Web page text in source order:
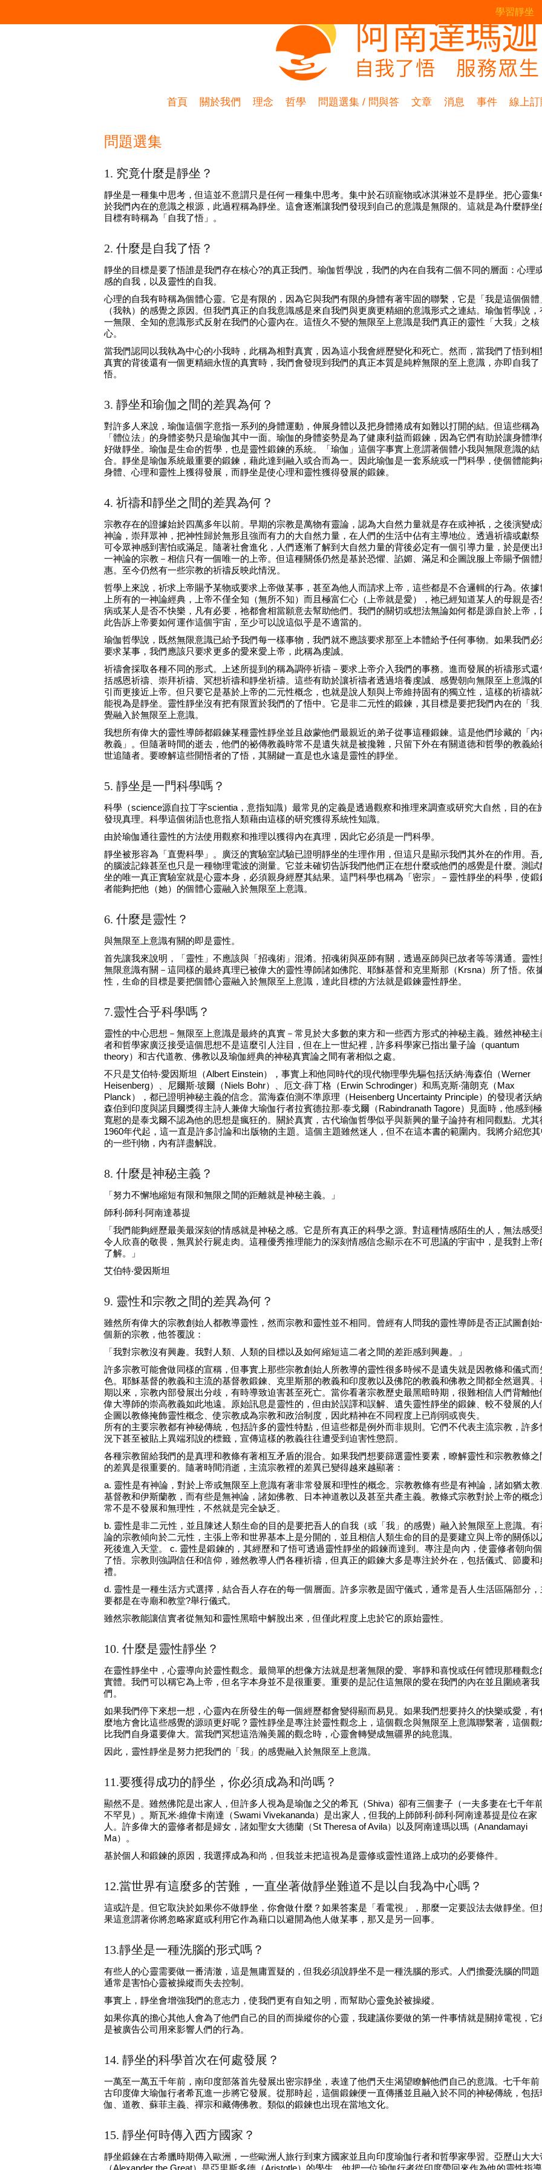
學習靜坐
首頁 關於我們 理念 哲學 問題選集 / 問與答 文章 消息 事件 線上訂
問題選集
1. 究竟什麼是靜坐？
靜坐是一種集中思考，但這並不意謂只是任何一種集中思考。集中於石頭寵物或冰淇淋並不是靜坐。把心靈集
於我們內在的意識之根源，此過程稱為靜坐。這會逐漸讓我們發現到自己的意識是無限的。這就是為什麼靜坐
目標有時稱為「自我了悟」。
2. 什麼是自我了悟？
靜坐的目標是要了悟誰是我們存在核心?的真正我們。瑜伽哲學說，我們的內在自我有二個不同的層面：心理
感的自我，以及靈性的自我。
心理的自我有時稱為個體心靈。它是有限的，因為它與我們有限的身體有著牢固的聯繫，它是「我是這個個體
（我執）的感覺之原因。但我們真正的自我意識感是來自我們與更廣更精細的意識形式之連結。瑜伽哲學說，
一無限、全知的意識形式反射在我們的心靈內在。這恆久不變的無限至上意識是我們真正的靈性「大我」之核
心。
當我們認同以我執為中心的小我時，此稱為相對真實，因為這小我會經歷變化和死亡。然而，當我們了悟到相
真實的背後還有一個更精細永恆的真實時，我們會發現到我們的真正本質是純粹無限的至上意識，亦即自我了
悟。
3. 靜坐和瑜伽之間的差異為何？
對許多人來說，瑜伽這個字意指一系列的身體運動，伸展身體以及把身體捲成有如難以打開的結。但這些稱為
「體位法」的身體姿勢只是瑜伽其中一面。瑜伽的身體姿勢是為了健康利益而鍛鍊，因為它們有助於讓身體準
好做靜坐。瑜伽是生命的哲學，也是靈性鍛鍊的系統。「瑜伽」這個字事實上意謂著個體小我與無限意識的結
合。靜坐是瑜伽系統最重要的鍛鍊，藉此達到融入或合而為一。因此瑜伽是一套系統或一門科學，使個體能夠
身體、心理和靈性上獲得發展，而靜坐是使心理和靈性獲得發展的鍛鍊。
4. 祈禱和靜坐之間的差異為何？
宗教存在的證據始於四萬多年以前。早期的宗教是萬物有靈論，認為大自然力量就是存在或神祇，之後演變成
神論，崇拜眾神，把神性歸於無形且強而有力的大自然力量，在人們的生活中佔有主導地位。透過祈禱或獻祭
可令眾神感到害怕或滿足。隨著社會進化，人們逐漸了解到大自然力量的背後必定有一個引導力量，於是便出
一神論的宗教－相信只有一個唯一的上帝。但這種關係仍然是基於恐懼、諂媚、滿足和企圖說服上帝賜予個體
惠。至今仍然有一些宗教的祈禱反映此情況。
哲學上來說，祈求上帝賜予某物或要求上帝做某事，甚至為他人而請求上帝，這些都是不合邏輯的行為。依據
上所有的一神論經典，上帝不僅全知（無所不知）而且極富仁心（上帝就是愛），祂已經知道某人的母親是否
病或某人是否不快樂，凡有必要，祂都會相當願意去幫助他們。我們的關切或想法無論如何都是源自於上帝，
此告訴上帝要如何運作這個宇宙，至少可以說這似乎是不適當的。
瑜伽哲學說，既然無限意識已給予我們每一樣事物，我們就不應該要求那至上本體給予任何事物。如果我們必
要求某事，我們應該只要求更多的愛來愛上帝，此稱為虔誠。
祈禱會採取各種不同的形式。上述所提到的稱為調停祈禱－要求上帝介入我們的事務。進而發展的祈禱形式還
括感恩祈禱、崇拜祈禱、冥想祈禱和靜坐祈禱。這些有助於讓祈禱者透過培養虔誠、感覺朝向無限至上意識的
引而更接近上帝。但只要它是基於上帝的二元性概念，也就是說人類與上帝維持固有的獨立性，這樣的祈禱就
能視為是靜坐。靈性靜坐沒有把有限置於我們的了悟中。它是非二元性的鍛鍊，其目標是要把我們內在的「我
覺融入於無限至上意識。
我想所有偉大的靈性導師都鍛鍊某種靈性靜坐並且啟蒙他們最親近的弟子從事這種鍛鍊。這是他們珍藏的「內
教義」。但隨著時間的逝去，他們的祕傳教義時常不是遺失就是被攙雜，只留下外在有關道德和哲學的教義給
世追隨者。要瞭解這些開悟者的了悟，其關鍵一直是也永遠是靈性的靜坐。
5. 靜坐是一門科學嗎？
科學（science源自拉丁字scientia，意指知識）最常見的定義是透過觀察和推理來調查或研究大自然，目的在
發現真理。科學這個術語也意指人類藉由這樣的研究獲得系統性知識。
由於瑜伽通往靈性的方法使用觀察和推理以獲得內在真理，因此它必須是一門科學。
靜坐被形容為「直覺科學」。廣泛的實驗室試驗已證明靜坐的生理作用，但這只是顯示我們其外在的作用。吾
的腦波記錄甚至也只是一種物理電波的測量。它並未確切告訴我們他們正在想什麼或他們的感覺是什麼。測試
坐的唯一真正實驗室就是心靈本身，必須親身經歷其結果。這門科學也稱為「密宗」－靈性靜坐的科學，使鍛
者能夠把他（她）的個體心靈融入於無限至上意識。
6. 什麼是靈性？
與無限至上意識有關的即是靈性。
首先讓我來說明，「靈性」不應該與「招魂術」混淆。招魂術與巫師有關，透過巫師與已故者等等溝通。靈性
無限意識有關－這同樣的最終真理已被偉大的靈性導師諸如佛陀、耶穌基督和克里斯那（Krsna）所了悟。依
性，生命的目標是要把個體心靈融入於無限至上意識，達此目標的方法就是鍛鍊靈性靜坐。
7.靈性合乎科學嗎？
靈性的中心思想－無限至上意識是最終的真實－常見於大多數的東方和一些西方形式的神秘主義。雖然神秘主
者和哲學家廣泛接受這個思想不是這麼引人注目，但在上一世紀裡，許多科學家已指出量子論（quantum
theory）和古代道教、佛教以及瑜伽經典的神秘真實論之間有著相似之處。
不只是艾伯特‧愛因斯坦（Albert Einstein），事實上和他同時代的現代物理學先驅包括沃納‧海森伯（Werner
Heisenberg）、尼爾斯‧玻爾（Niels Bohr）、厄文‧薛丁格（Erwin Schrodinger）和馬克斯‧蒲朗克（Max
Planck），都已證明神秘主義的信念。當海森伯測不準原理（Heisenberg Uncertainty Principle）的發現者沃納
森伯到印度與諾貝爾獎得主詩人兼偉大瑜伽行者拉賓德拉那‧泰戈爾（Rabindranath Tagore）見面時，他感到
寬慰的是泰戈爾不認為他的思想是瘋狂的。關於真實，古代瑜伽哲學似乎與新興的量子論持有相同觀點。尤其
1960年代起，這一直是許多討論和出版物的主題。這個主題雖然迷人，但不在這本書的範圍內。我將介紹您其
的一些刊物，內有詳盡解說。
8. 什麼是神秘主義？
「努力不懈地縮短有限和無限之間的距離就是神秘主義。」
師利‧師利‧阿南達慕提
「我們能夠經歷最美最深刻的情感就是神秘之感。它是所有真正的科學之源。對這種情感陌生的人，無法感受
令人欣喜的敬畏，無異於行屍走肉。這種優秀推理能力的深刻情感信念顯示在不可思議的宇宙中，是我對上帝
了解。」
艾伯特‧愛因斯坦
9. 靈性和宗教之間的差異為何？
雖然所有偉大的宗教創始人都教導靈性，然而宗教和靈性並不相同。曾經有人問我的靈性導師是否正試圖創始
個新的宗教，他答覆說：
「我對宗教沒有興趣。我對人類、人類的目標以及如何縮短這二者之間的差距感到興趣。」
許多宗教可能會做同樣的宣稱，但事實上那些宗教創始人所教導的靈性很多時候不是遺失就是因教條和儀式而
色。耶穌基督的教義和主流的基督教鍛鍊、克里斯那的教義和印度教以及佛陀的教義和佛教之間都全然迴異。
期以來，宗教內部發展出分歧，有時導致迫害甚至死亡。當你看著宗教歷史最黑暗時期，很難相信人們背離他
偉大導師的崇高教義如此地遠。原始訊息是靈性的，但由於誤譯和誤解、遺失靈性靜坐的鍛鍊、較不發展的人
企圖以教條掩飾靈性概念、使宗教成為宗教和政治制度，因此精神在不同程度上已削弱或喪失。
所有的主要宗教都有神秘傳統，包括許多的靈性特點，但這些都是例外而非規則。它們不代表主流宗教，許多
況下甚至被貼上異端邪說的標籤，宣傳這樣的教義往往遭受到迫害性懲罰。
各種宗教留給我們的是真理和教條有著相互矛盾的混合。如果我們想要篩選靈性要素，瞭解靈性和宗教教條之
的差異是很重要的。隨著時間消逝，主流宗教裡的差異已變得越來越顯著：
a. 靈性是有神論，對於上帝或無限至上意識有著非常發展和理性的概念。宗教教條有些是有神論，諸如猶太教
基督教和伊斯蘭教，而有些是無神論，諸如佛教、日本神道教以及甚至共產主義。教條式宗教對於上帝的概念
常不是不發展和無理性，不然就是完全缺乏。
b. 靈性是非二元性，並且陳述人類生命的目的是要把吾人的自我（或「我」的感覺）融入於無限至上意識。有
論的宗教傾向於二元性，主張上帝和世界基本上是分開的，並且相信人類生命的目的是要建立與上帝的關係以
死後進入天堂。 c. 靈性是鍛鍊的，其經歷和了悟可透過靈性靜坐的鍛鍊而達到。專注是向內，使靈修者朝向
了悟。宗教則強調信任和信仰，雖然教導人們各種祈禱，但真正的鍛鍊大多是專注於外在，包括儀式、節慶和
禮。
d. 靈性是一種生活方式選擇，結合吾人存在的每一個層面。許多宗教是固守儀式，通常是吾人生活區隔部分，
要都是在寺廟和教堂?舉行儀式。
雖然宗教能讓信實者從無知和靈性黑暗中解脫出來，但僅此程度上忠於它的原始靈性。
10. 什麼是靈性靜坐？
在靈性靜坐中，心靈導向於靈性觀念。最簡單的想像方法就是想著無限的愛、寧靜和喜悅或任何體現那種觀念
實體。我們可以稱它為上帝，但名字本身並不是很重要。重要的是記住這無限的愛在我們的內在並且圍繞著我
們。
如果我們停下來想一想，心靈內在所發生的每一個經歷都會變得顯而易見。如果我們想要持久的快樂或愛，有
麼地方會比這些感覺的源頭更好呢？靈性靜坐是專注於靈性觀念上，這個觀念與無限至上意識聯繫著，這個觀
比我們自身還要偉大。當我們冥想這浩瀚美麗的觀念時，心靈會轉變成無疆界的純意識。
因此，靈性靜坐是努力把我們的「我」的感覺融入於無限至上意識。
11.要獲得成功的靜坐，你必須成為和尚嗎？
顯然不是。雖然佛陀是出家人，但許多人視為是瑜伽之父的希瓦（Shiva）卻有三個妻子（一夫多妻在七千年
不罕見）。斯瓦米‧維偉卡南達（Swami Vivekananda）是出家人，但我的上師師利‧師利‧阿南達慕提是位在家
人。許多偉大的靈修者都是婦女，諸如聖女大德蘭（St Theresa of Avila）以及阿南達瑪以瑪（Anandamayi
Ma）。
基於個人和鍛鍊的原因，我選擇成為和尚，但我並未把這視為是靈修或靈性道路上成功的必要條件。
12.當世界有這麼多的苦難，一直坐著做靜坐難道不是以自我為中心嗎？
這或許是。但它取決於如果你不做靜坐，你會做什麼？如果答案是「看電視」，那麼一定要設法去做靜坐。但
果這意謂著你將忽略家庭或利用它作為藉口以避開為他人做某事，那又是另一回事。
13.靜坐是一種洗腦的形式嗎？
有些人的心靈需要做一番清澈，這是無庸置疑的，但我必須說靜坐不是一種洗腦的形式。人們擔憂洗腦的問題
通常是害怕心靈被操縱而失去控制。
事實上，靜坐會增強我們的意志力，使我們更有自知之明，而幫助心靈免於被操縱。
如果你真的擔心其他人會為了他們自己的目的而操縱你的心靈，我建議你要做的第一件事情就是關掉電視，它
是被廣告公司用來影響人們的行為。
14. 靜坐的科學首次在何處發展？
一萬至一萬五千年前，南印度部落首先發展出密宗靜坐，表達了他們天生渴望瞭解他們自己的意識。七千年前
古印度偉大瑜伽行者希瓦進一步將它發展。從那時起，這個鍛鍊便一直傳播並且融入於不同的神秘傳統，包括
伽、道教、蘇菲主義、禪宗和藏傳佛教。類似的鍛鍊也出現在當地文化。
15. 靜坐何時傳入西方國家？
靜坐鍛鍊在古希臘時期傳入歐洲，一些歐洲人旅行到東方國家並且向印度瑜伽行者和哲學家學習。亞歷山大大
（Alexander the Great）是亞里斯多德（Aristotle）的學生，他把一位瑜伽行者從印度帶回來作為他的靈性指